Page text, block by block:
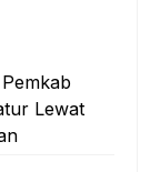
Lewat